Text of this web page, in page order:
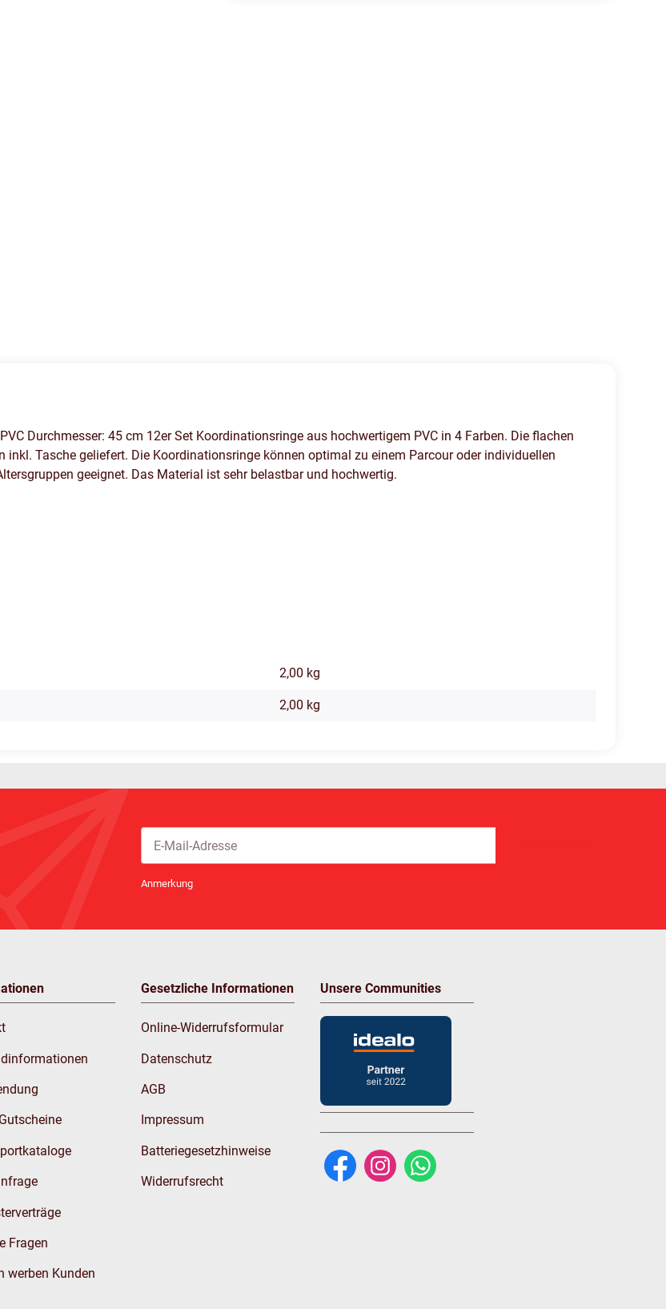
Durchmesser: 45 cm 12er Set Koordinationsringe aus hochwertigem PVC in 4 Farben. Die flachen
inkl. Tasche geliefert. Die Koordinationsringe können optimal zu einem Parcour oder individuellen
geeignet. Das Material ist sehr belastbar und hochwertig.
2,00 kg
2,00 kg
Anmerkung
Fragen
werben Kunden
Gesetzliche Informationen
Online-Widerrufsformular
Datenschutz
AGB
Impressum
Batteriegesetzhinweise
Widerrufsrecht
Unsere Communities